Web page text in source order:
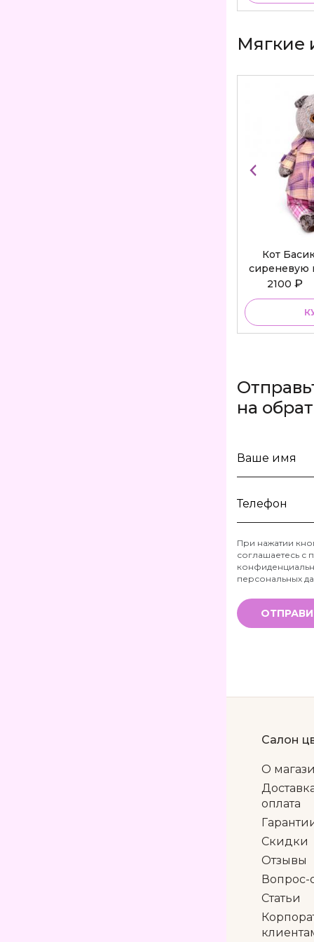
Мягкие
Кот
сиреневую
2100₽
на
Ваше
Телефон
*
При нажатии
соглашаетесь с
персональных
Салон
О
оплата
Скидки
Отзывы
Вопрос-
Статьи